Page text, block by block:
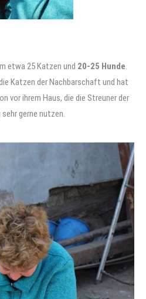
etwa 25 Katzen und 20-25 Hunde
Katzen der Nachbarschaft und hat
vor ihrem Haus, die die Streuner der
gerne nutzen.